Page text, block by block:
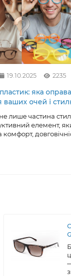
19.10.2025 2235
яка оправа
ваших очей і
лише частина
елемент,